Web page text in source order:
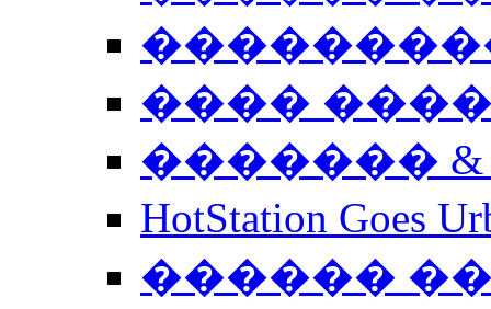
����
�������
HotStation
������